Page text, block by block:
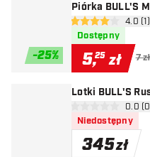
-25%
Piórka BULL'S
otwórz
4 gwiazdki oceny
4.0 (1)
Dostępny
5,25 zł 7 zł
Lotki BULL'S
otwórz
0 gwiazdki oceny0.0 (0)
Niedostępny
345zł